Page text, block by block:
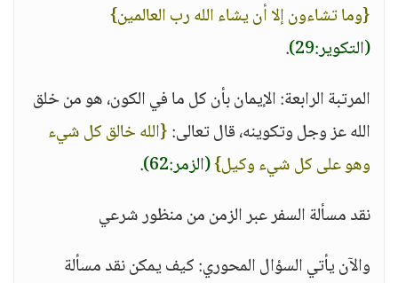
{وما تشاءون إلا أن يشاء الله رب العالمين}
(التكوير:29)
.
المرتبة الرابعة: الإيمان بأن كل ما في الكون، هو من خلق
الله عز وجل وتكوينه، قال تعالى:{الله خالق كل شيء
وهو على كل شيء وكيل}(الزمر:62)
.
نقد مسألة السفر عبر الزمن من منظور شرعي
والآن يأتي السؤال المحوري: كيف يمكن نقد مسألة